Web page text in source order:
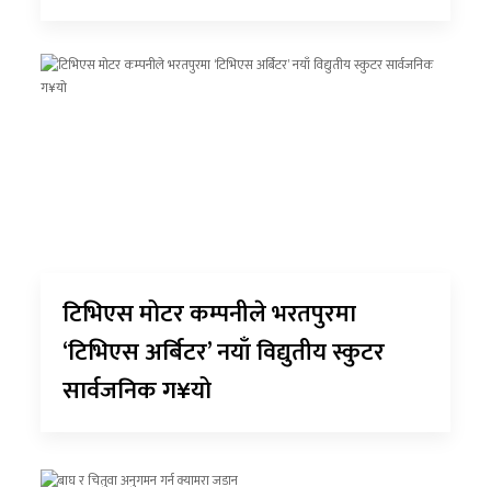
टिभिएस मोटर कम्पनीले भरतपुरमा
‘टिभिएस अर्बिटर’ नयाँ विद्युतीय स्कुटर
सार्वजनिक ग¥यो